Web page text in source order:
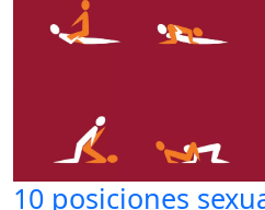
10 posiciones